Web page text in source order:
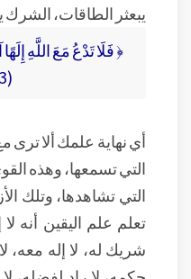
يبعثر الطاقات،
﴿ فَلَا تَدْعُ مَعَ اللَّهِ
(213)﴾
أي نهاية علمك ألا ترى
التي تسمعها، وهذه
التي تشاهدها، وتلك
تعلم علم اليقين أنه لا
شريك له، لا إله معه،